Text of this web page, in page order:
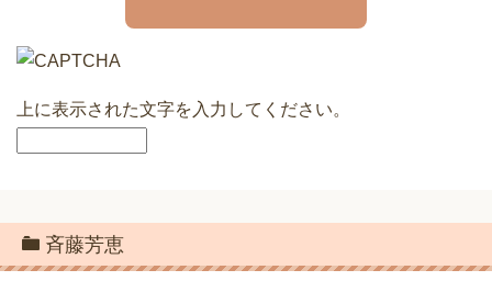
上に表示された文字を入力してください。
斉藤芳恵